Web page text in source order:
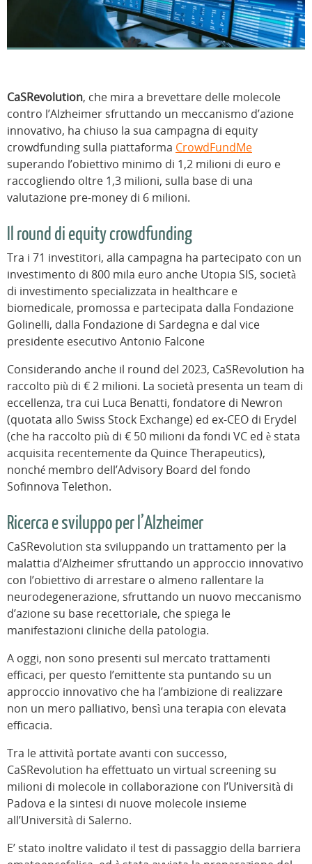
CaSRevolution, che mira a brevettare delle molecole
contro l’Alzheimer sfruttando un meccanismo d’azione
innovativo, ha chiuso la sua campagna di equity
crowdfunding sulla piattaforma CrowdFundMe
superando l’obiettivo minimo di 1,2 milioni di euro e
raccogliendo oltre 1,3 milioni, sulla base di una
valutazione pre-money di 6 milioni.
Il round di equity crowdfunding
Tra i 71 investitori, alla campagna ha partecipato con un
investimento di 800 mila euro anche Utopia SIS, società
di investimento specializzata in healthcare e
biomedicale, promossa e partecipata dalla Fondazione
Golinelli, dalla Fondazione di Sardegna e dal vice
presidente esecutivo Antonio Falcone
Considerando anche il round del 2023, CaSRevolution ha
raccolto più di € 2 milioni. La società presenta un team di
eccellenza, tra cui Luca Benatti, fondatore di Newron
(quotata allo Swiss Stock Exchange) ed ex-CEO di Erydel
(che ha raccolto più di € 50 milioni da fondi VC ed è stata
acquisita recentemente da Quince Therapeutics),
nonché membro dell’Advisory Board del fondo
Sofinnova Telethon.
Ricerca e sviluppo per l’Alzheimer
CaSRevolution sta sviluppando un trattamento per la
malattia d’Alzheimer sfruttando un approccio innovativo
con l’obiettivo di arrestare o almeno rallentare la
neurodegenerazione, sfruttando un nuovo meccanismo
d’azione su base recettoriale, che spiega le
manifestazioni cliniche della patologia.
A oggi, non sono presenti sul mercato trattamenti
efficaci, per questo l’emittente sta puntando su un
approccio innovativo che ha l’ambizione di realizzare
non un mero palliativo, bensì una terapia con elevata
efficacia.
Tra le attività portate avanti con successo,
CaSRevolution ha effettuato un virtual screening su
milioni di molecole in collaborazione con l’Università di
Padova e la sintesi di nuove molecole insieme
all’Università di Salerno.
E’ stato inoltre validato il test di passaggio della barriera